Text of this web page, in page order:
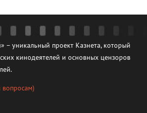
– уникальный проект Казнета, который
кинодеятелей и основных цензоров
вопросам)